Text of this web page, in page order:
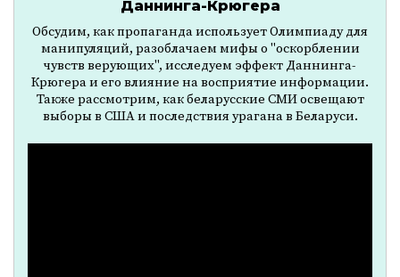
Даннинга-Крюгера
Обсудим, как пропаганда использует Олимпиаду для
манипуляций, разоблачаем мифы о "оскорблении
чувств верующих", исследуем эффект Даннинга-
Крюгера и его влияние на восприятие информации.
Также рассмотрим, как беларусские СМИ освещают
выборы в США и последствия урагана в Беларуси.